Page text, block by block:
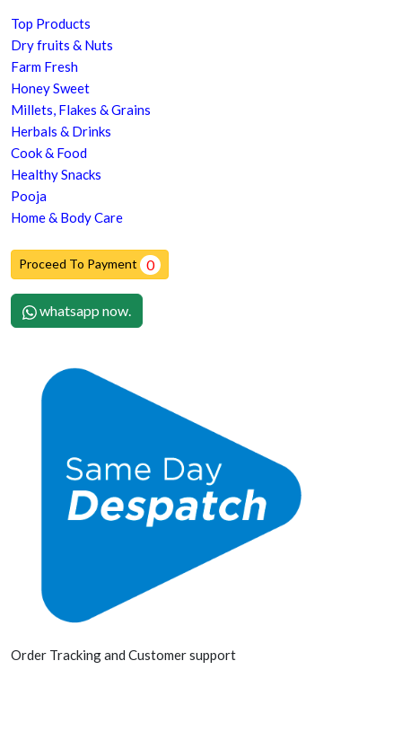
Top Products
Dry fruits & Nuts
Farm Fresh
Honey Sweet
Millets, Flakes & Grains
Herbals & Drinks
Cook & Food
Healthy Snacks
Pooja
Home & Body Care
Proceed To Payment 0
whatsapp now.
Order Tracking and Customer support